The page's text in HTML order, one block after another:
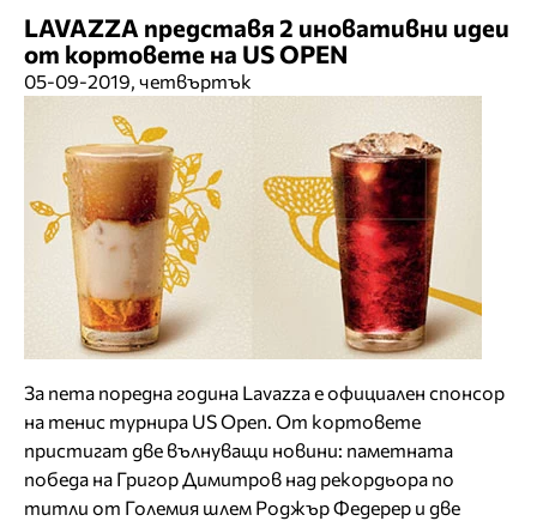
LAVAZZA представя 2 иновативни идеи
от кортовете на US OPEN
05-09-2019, четвъртък
За пета поредна година Lavazza е официален спонсор
на тенис турнира US Open. От кортовете
пристигат две вълнуващи новини: паметната
победа на Григор Димитров над рекордьора по
титли от Големия шлем Роджър Федерер и две